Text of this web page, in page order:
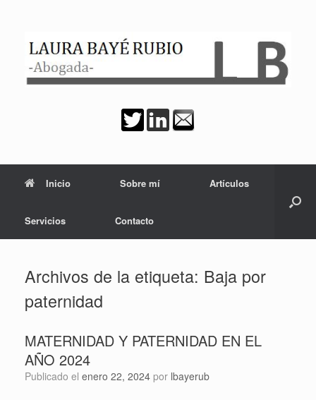
Inicio Sobre mí Artículos
Servicios Contacto
Archivos de la etiqueta: Baja por
paternidad
MATERNIDAD Y PATERNIDAD EN EL
AÑO 2024
Publicado el enero 22, 2024 por lbayerub